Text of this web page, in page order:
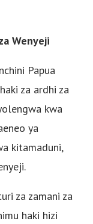
Wenyeji
Papua
za ardhi za
kwa
ya
kitamaduni,
za zamani za
haki hizi